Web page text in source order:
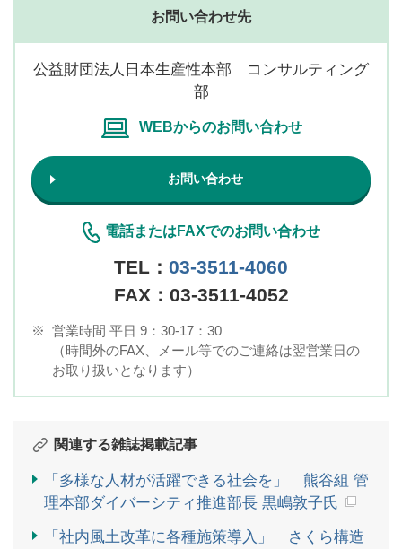
お問い合わせ先
公益財団法人日本生産性本部 コンサルティング
部
WEBからのお問い合わせ
お問い合わせ
電話またはFAXでのお問い合わせ
TEL： 03-3511-4060
FAX：03-3511-4052
※ 営業時間 平日 9：30-17：30
（時間外のFAX、メール等でのご連絡は翌営業日の
お取り扱いとなります）
関連する雑誌掲載記事
「多様な人材が活躍できる社会を」 熊谷組 管
理本部ダイバーシティ推進部長 黒嶋敦子氏
「社内風土改革に各種施策導入」 さくら構造